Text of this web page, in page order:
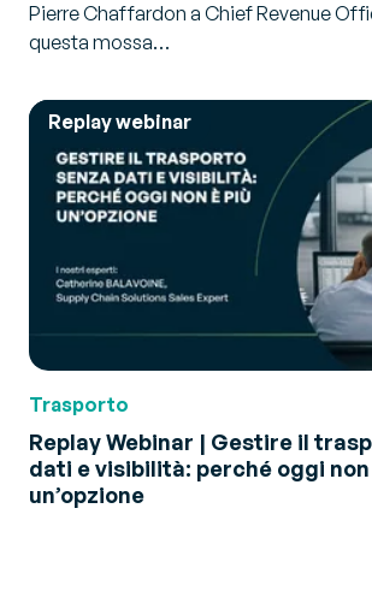
Pierre Chaffardon a Chief Revenue
questa mossa…
Replay webinar
Trasporto
Replay Webinar | Gestire il
dati e visibilità: perché oggi non
un’opzione